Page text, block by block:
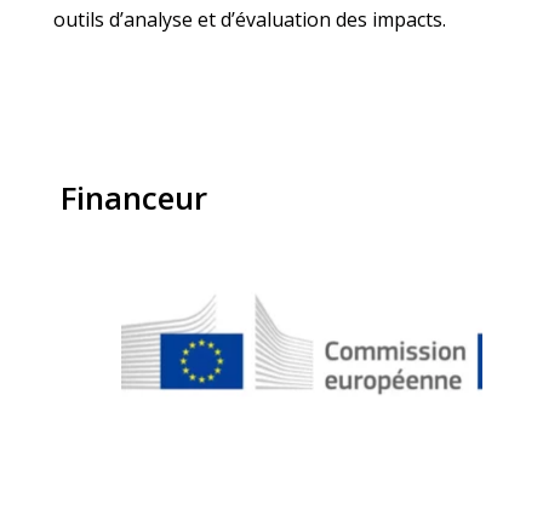
outils d’analyse et d’évaluation des impacts.
Financeur